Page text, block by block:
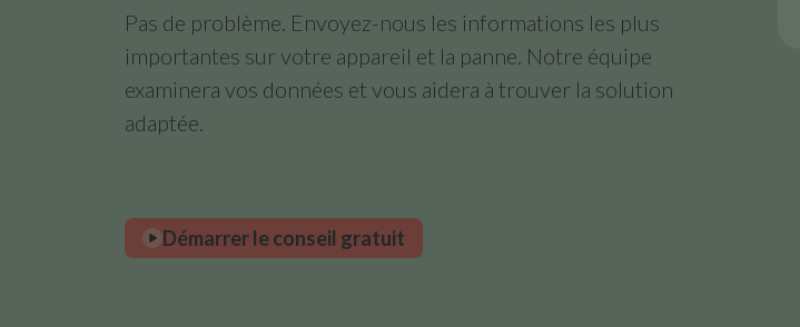
Pas de problème. Envoyez-nous les informations les plus
importantes sur votre appareil et la panne. Notre équipe
examinera vos données et vous aidera à trouver la solution
adaptée.
Démarrer le conseil gratuit